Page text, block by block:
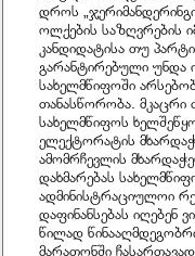
დროს
ოლქების საზღვრების
კანდიდატისა თუ
გარანტირებული უნდა
სახელმწიფოში
თანასწორობა.
სახელმწიფოს
ელექტორატის
ამომრჩევლის
დახმარებას
ადმინისტრაციულოი
დაფინანსებას
წილად
მარათონში